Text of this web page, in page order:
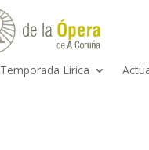
Temporada Lírica